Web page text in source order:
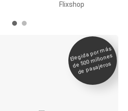
Flixshop
Elegida por
más
de 500
millones
de pasajeros